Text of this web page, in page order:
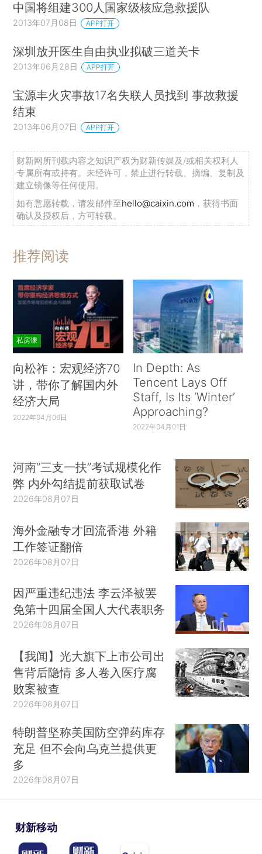
中国将组建300人国家级核应急救援队
2013年07月08日 APP打开
深圳放开医生自由执业拟破三道关卡
2013年06月28日 APP打开
宝源丰火灾事故17名失联人员找到 事故救援
结束
2013年06月07日 APP打开
财新网所刊载内容之知识产权为财新传媒及/或相关权利人
专属所有或持有。未经许可，禁止进行转载、摘编、复制及
建立镜像等任何使用。
如有意愿转载，请发邮件至hello@caixin.com ，获得书面
确认及授权后，方可转载。
推荐阅读
私房课
向松祚：宏观经济70
讲，带你了解国内外
经济大局
2022年04月06日
In Depth: As
Tencent Lays Off
Staff, Is Its ‘Winter’
Approaching?
2022年04月01日
河南“三支一扶”考试规模化作
弊 内外勾结提前获取试卷
2026年08月07日
海外金融专才回流香港 外籍
工作签证翻倍
2026年08月07日
因严重违纪违法 李云泽被罢
免第十四届全国人大代表职务
2026年08月07日
【我闻】光大旗下上市公司出
售背后隐情 多人卷入医疗腐
败案被查
2026年08月07日
特朗普坚称美国防空弹药库存
充足 但不会向乌克兰提供更
多
2026年08月07日
财新移动